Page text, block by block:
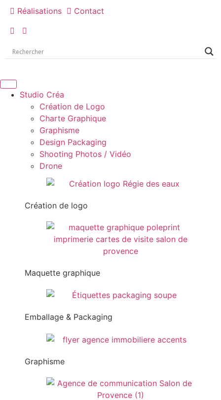
Réalisations Contact
Studio Créa
Création de Logo
Charte Graphique
Graphisme
Design Packaging
Shooting Photos / Vidéo
Drone
Création de logo
Maquette graphique
Emballage & Packaging
Graphisme